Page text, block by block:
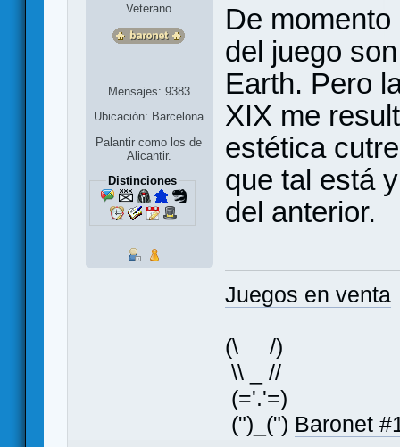
Veterano
Mensajes: 9383
Ubicación: Barcelona
Palantir como los de
Alicantir.
Distinciones
De
del juego
Earth. Pero
XIX me
estética
que tal está
del anterior.
Juegos en venta
(\ /)
\\ _ //
(='.'=)
(")_(") Baronet